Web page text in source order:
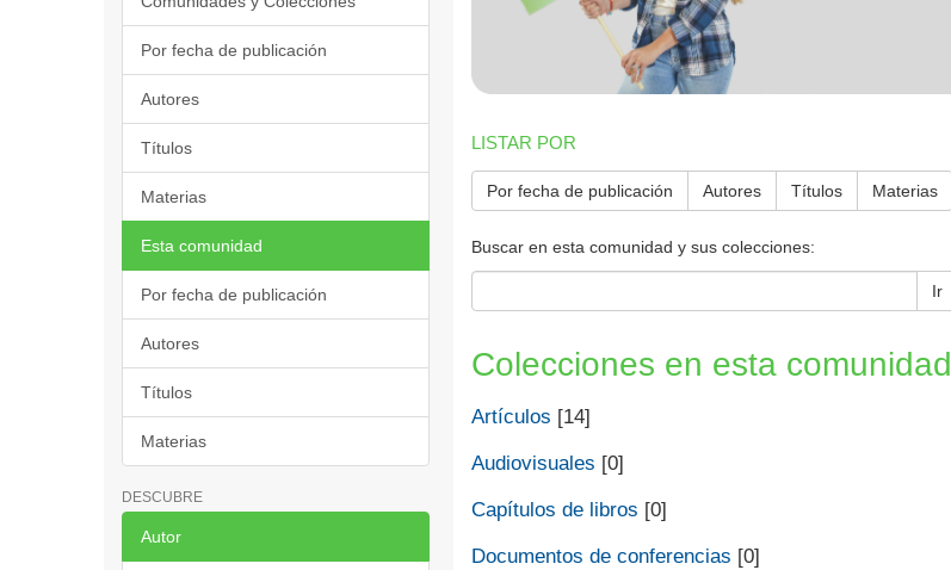
Por fecha de publicación
Autores
Títulos
Materias
Esta comunidad
Por fecha de publicación
Autores
Títulos
Materias
DESCUBRE
Autor
LISTAR POR
Por fecha de publicación Autores Títulos Materias
Buscar en esta comunidad y sus colecciones:
Ir
Colecciones en esta comunidad
Artículos [14]
Audiovisuales [0]
Capítulos de libros [0]
Documentos de conferencias [0]